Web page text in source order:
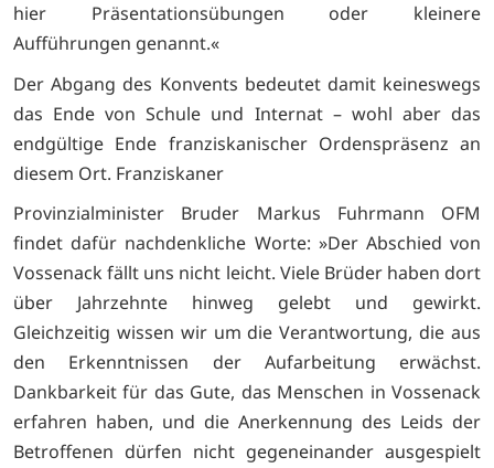
hier Präsentationsübungen oder kleinere
Aufführungen genannt.«
Der Abgang des Konvents bedeutet damit keineswegs
das Ende von Schule und Internat – wohl aber das
endgültige Ende franziskanischer Ordenspräsenz an
diesem Ort. Franziskaner
Provinzialminister Bruder Markus Fuhrmann OFM
findet dafür nachdenkliche Worte: »Der Abschied von
Vossenack fällt uns nicht leicht. Viele Brüder haben dort
über Jahrzehnte hinweg gelebt und gewirkt.
Gleichzeitig wissen wir um die Verantwortung, die aus
den Erkenntnissen der Aufarbeitung erwächst.
Dankbarkeit für das Gute, das Menschen in Vossenack
erfahren haben, und die Anerkennung des Leids der
Betroffenen dürfen nicht gegeneinander ausgespielt